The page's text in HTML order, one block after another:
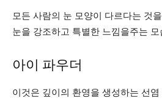
모든 사람의 눈 모양이 다르다는 것
눈을 강조하고 특별한 느낌을주는
아이 파우더
이것은 깊이의 환영을 생성하는 선